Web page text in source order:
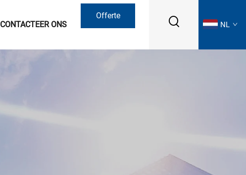
CONTACTEER ONS
Offerte
NL